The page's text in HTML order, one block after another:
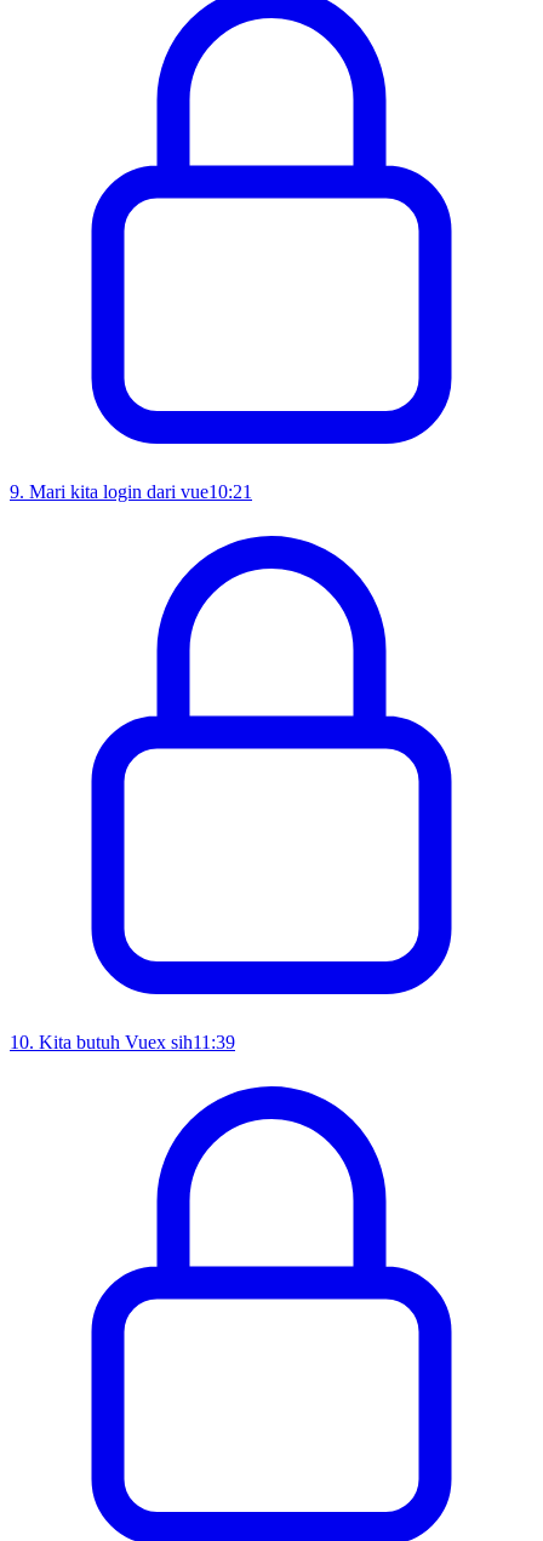
9. Mari kita login dari vue10:21
10. Kita butuh Vuex sih11:39